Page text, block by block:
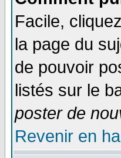
Facile,
la page du
de pouvoir
listés sur le
poster de
Revenir en